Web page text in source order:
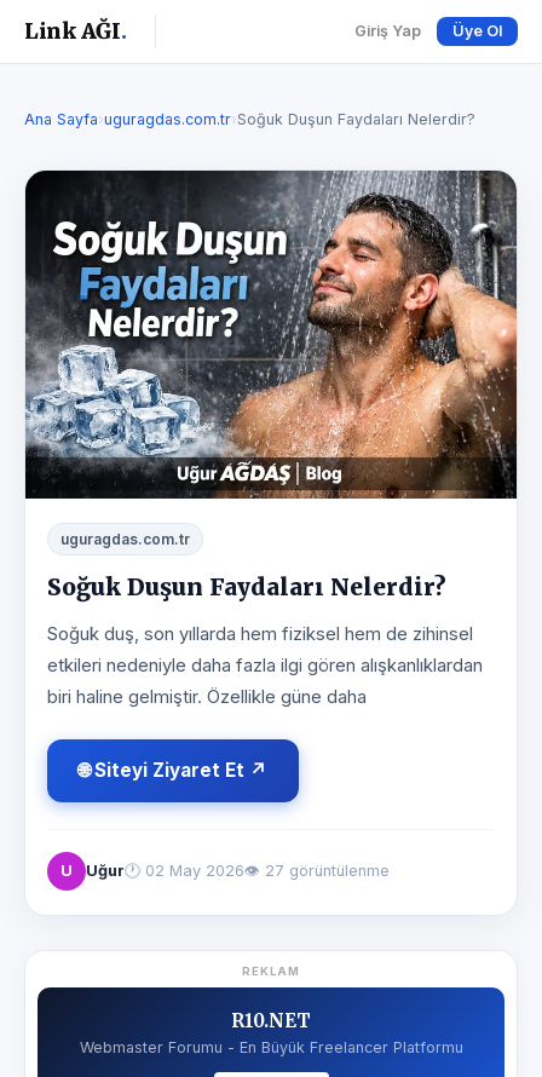
Link AĞI. Giriş Yap Üye Ol
Ana Sayfa›uguragdas.com.tr›Soğuk Duşun Faydaları Nelerdir?
uguragdas.com.tr
Soğuk Duşun Faydaları Nelerdir?
Soğuk duş, son yıllarda hem fiziksel hem de zihinsel
etkileri nedeniyle daha fazla ilgi gören alışkanlıklardan
biri haline gelmiştir. Özellikle güne daha
🌐 Siteyi Ziyaret Et ↗
U Uğur🕐 02 May 2026👁 27 görüntülenme
REKLAM
R10.NET
Webmaster Forumu - En Büyük Freelancer Platformu